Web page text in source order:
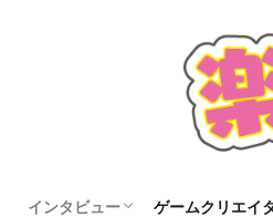
インタビュー ゲームクリエイ